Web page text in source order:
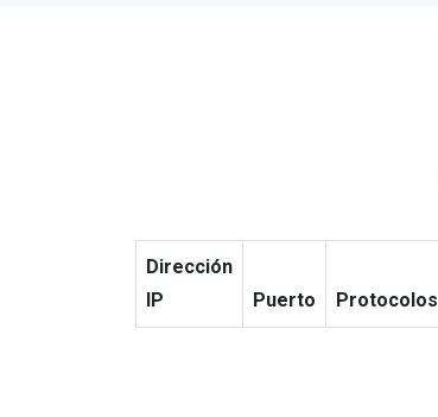
Dirección
IP
Puerto Protocolos